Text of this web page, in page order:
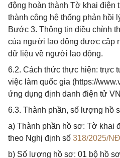
động hoàn thành Tờ khai điện
thành công hệ thống phản hồi
Bước 3. Thông tin điều chỉnh
của người lao động được cập
dữ liệu về người lao động.
6.2. Cách thức thực hiện: trực
việc làm quốc gia (https://
ứng dụng định danh điện tử
6.3. Thành phần, số lượng hồ
a) Thành phần hồ sơ: Tờ khai
theo Nghị định số 318/2025/
b) Số lượng hồ sơ: 01 bộ hồ